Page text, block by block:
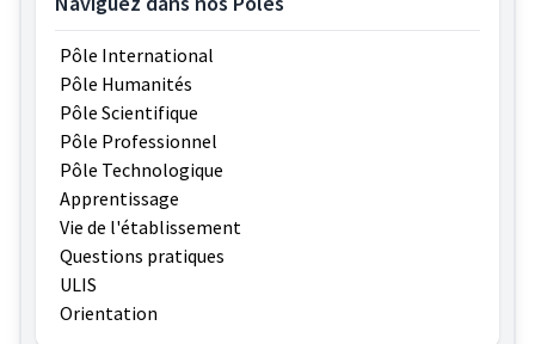
Pôle International
Pôle Humanités
Pôle Scientifique
Pôle Professionnel
Pôle Technologique
Apprentissage
Vie de l'établissement
Questions pratiques
ULIS
Orientation